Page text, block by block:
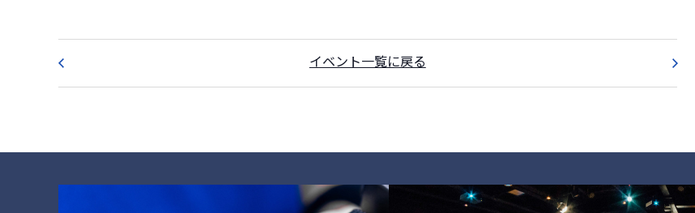
イベント一覧に戻る